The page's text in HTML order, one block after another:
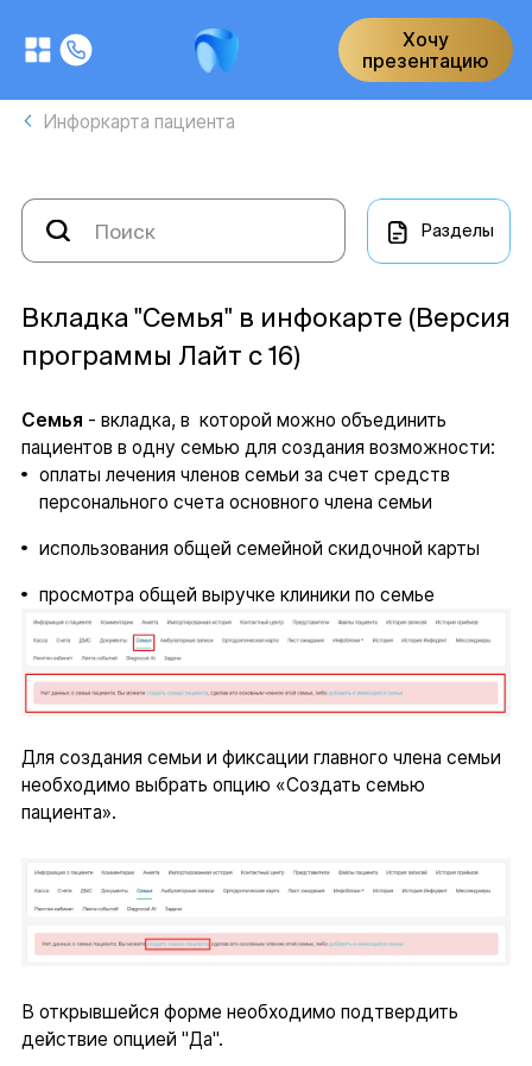
Хочу
презентацию
Инфоркарта пациента
Разделы
Вкладка "Семья" в инфокарте (Версия
программы Лайт с 16)
Семья - вкладка, в которой можно объединить
пациентов в одну семью для создания возможности:
оплаты лечения членов семьи за счет средств
персонального счета основного члена семьи
использования общей семейной скидочной карты
просмотра общей выручке клиники по семье
Для создания семьи и фиксации главного члена семьи
необходимо выбрать опцию «Создать семью
пациента».
В открывшейся форме необходимо подтвердить
действие опцией "Да".